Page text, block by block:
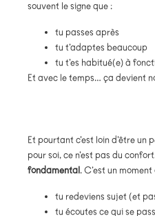
souvent le signe que :
tu passes après
tu t’adaptes beaucoup
tu t’es habitué(e) à
Et avec le temps… ça devient
Et pourtant c’est loin d’être
pour soi, ce n’est pas du
fondamental. C’est un moment
tu redeviens sujet (et
tu écoutes ce qui se